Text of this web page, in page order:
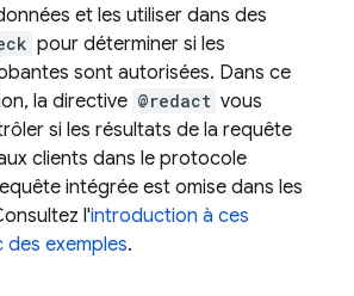
et les utiliser dans des
pour déterminer si les
sont autorisées. Dans ce
la directive @redact vous
si les résultats de la requête
clients dans le protocole
intégrée est omise dans les
l'introduction à ces
des exemples.